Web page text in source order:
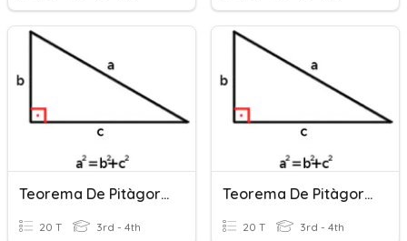
Teorema De Pitàgores
20 T 3rd - 4th
Teorema De Pitàgores
20 T 3rd - 4th